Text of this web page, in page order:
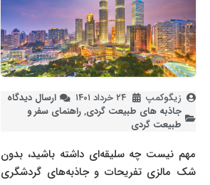
زیگوکمپ ۲۴ خرداد ۱۴۰۱
ارسال دیدگاه
جاذبه های طبیعت گردی,راهنمای سفر و
طبیعت گردی
مهم نیست چه سلیقه‌ای داشته باشید، بدون
شک مالزی تفریحات و جاذبه‌های گردشگری